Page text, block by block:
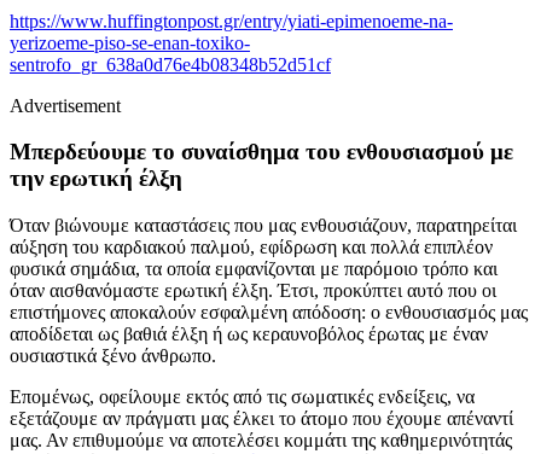
https://www.huffingtonpost.gr/entry/yiati-epimenoeme-na-
yerizoeme-piso-se-enan-toxiko-
sentrofo_gr_638a0d76e4b08348b52d51cf
Advertisement
Μπερδεύουμε το συναίσθημα του ενθουσιασμού με
την ερωτική έλξη
Όταν βιώνουμε καταστάσεις που μας ενθουσιάζουν, παρατηρείται
αύξηση του καρδιακού παλμού, εφίδρωση και πολλά επιπλέον
φυσικά σημάδια, τα οποία εμφανίζονται με παρόμοιο τρόπο και
όταν αισθανόμαστε ερωτική έλξη. Έτσι, προκύπτει αυτό που οι
επιστήμονες αποκαλούν εσφαλμένη απόδοση: ο ενθουσιασμός μας
αποδίδεται ως βαθιά έλξη ή ως κεραυνοβόλος έρωτας με έναν
ουσιαστικά ξένο άνθρωπο.
Επομένως, οφείλουμε εκτός από τις σωματικές ενδείξεις, να
εξετάζουμε αν πράγματι μας έλκει το άτομο που έχουμε απέναντί
μας. Αν επιθυμούμε να αποτελέσει κομμάτι της καθημερινότητάς